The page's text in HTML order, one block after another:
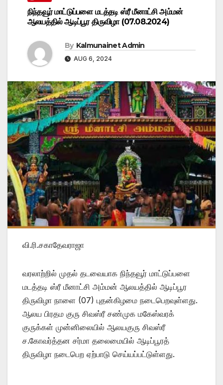
நிந்தவூர் மாட்டுப்பளை மடத்தடி ஸ்ரீ மீனாட்சி அம்மன்
ஆலயத்தில் ஆடிப்பூர திருவிழா (07.08.2024)
By Kalmunainet Admin
AUG 6, 2024
வி.ரி.சகாதேவராஜா
வரலாற்றில் முதல் தடவையாக நிந்தவூர் மாட்டுப்பளை
மடத்தடி ஸ்ரீ மீனாட்சி அம்மன் ஆலயத்தில் ஆடிப்பூர
திருவிழா நாளை (07) புதன்கிழமை நடைபெறவுள்ளது.
ஆலய பிரதம குரு சிவஸ்ரீ சண்முக மகேஸ்வரக்
குருக்கள் முன்னிலையில் ஆலயகுரு சிவஸ்ரீ
ச.கோவர்த்தன சர்மா தலைமையில் ஆடிப்பூரத்
திருவிழா நடைபெற ஏற்பாடு செய்யப்பட்டுள்ளது.